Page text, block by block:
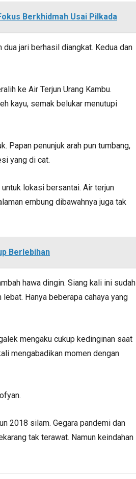
Berkhidmah Usai Pilkada
jari berhasil diangkat. Kedua dan
ke Air Terjun Urang Kambu.
kayu, semak belukar menutupi
Papan penunjuk arah pun tumbang,
yang di cat.
lokasi bersantai. Air terjun
embung dibawahnya juga tak
Berlebihan
hawa dingin. Siang kali ini sudah
Hanya beberapa cahaya yang
mengaku cukup kedinginan saat
mengabadikan momen dengan
2018 silam. Gegara pandemi dan
tak terawat. Namun keindahan